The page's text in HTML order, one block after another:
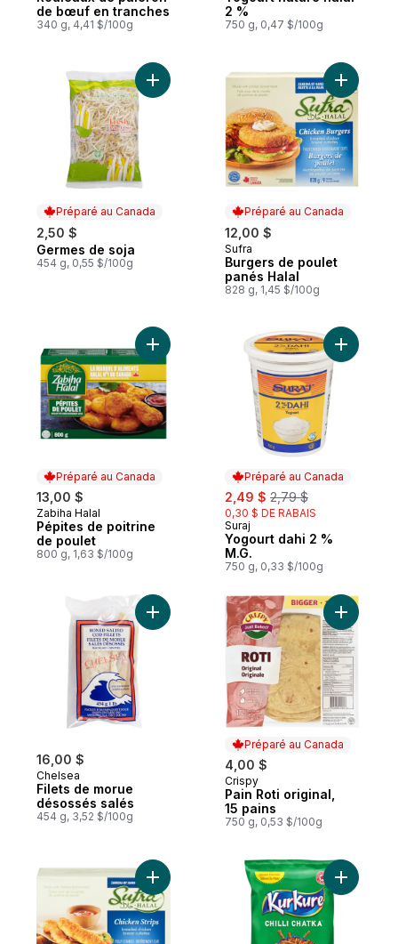
de bœuf en tranches
340 g, 4,41 $/100g
2 %
750 g, 0,47 $/100g
Préparé au Canada
2,50 $
Préparé au Canada
Germes de soja
454 g, 0,55 $/100g
Ajouter Germes de soja au panier
Préparé au Canada
12,00 $
Préparé au Canada
Sufra
Burgers de poulet
panés Halal
828 g, 1,45 $/100g
Ajouter
Préparé au Canada
13,00 $
Préparé au Canada
Zabiha Halal
Pépites de poitrine
de poulet
800 g, 1,63 $/100g
Ajouter Pépites de poitrine de poulet au
Préparé au Canada
sale:
2,49 $ , formerly:
2,79 $
0,30 $ DE RABAIS
Préparé au Canada
Suraj
Yogourt dahi 2 %
M.G.
750 g, 0,33 $/100g
Ajouter
16,00 $
Chelsea
Filets de morue
désossés salés
454 g, 3,52 $/100g
Ajouter Filets de morue désossés salés
Préparé au Canada
4,00 $
Préparé au Canada
Crispy
Pain Roti original,
15 pains
750 g, 0,53 $/100g
Ajouter
Ajouter Halal Lanières de poulet au panier
Ajouter